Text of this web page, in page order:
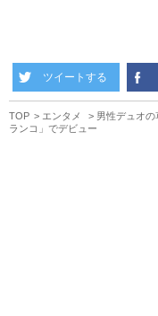
ツイートする
TOP エンタメ
男性デュオ
ランコ」でデビュー